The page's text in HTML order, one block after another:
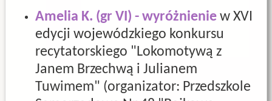
Amelia K. (gr VI) - wyróżnienie w XVI
edycji wojewódzkiego konkursu
recytatorskiego "Lokomotywą z
Janem Brzechwą i Julianem
Tuwimem" (organizator: Przedszkole